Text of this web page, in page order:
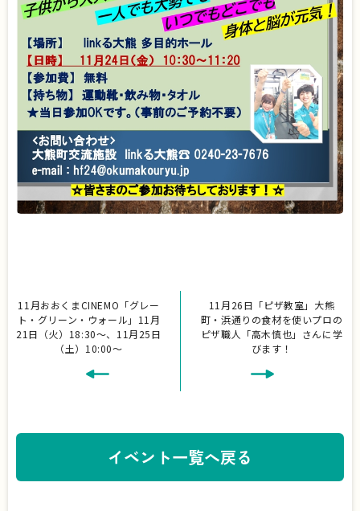
11月おおくまCINEMO「グレー
ト・グリーン・ウォール」11月
21日（火）18:30～、11月25日
（土）10:00～
11月26日「ピザ教室」大熊
町・浜通りの食材を使いプロの
ピザ職人「高木慎也」さんに学
びます！
イベント一覧へ戻る